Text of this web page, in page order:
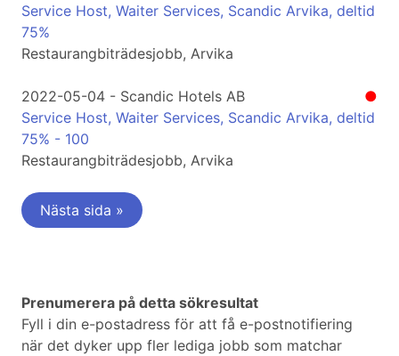
Service Host, Waiter Services, Scandic Arvika, deltid
75%
Restaurangbiträdesjobb, Arvika
●
2022-05-04 - Scandic Hotels AB
Service Host, Waiter Services, Scandic Arvika, deltid
75% - 100
Restaurangbiträdesjobb, Arvika
Nästa sida »
Prenumerera på detta sökresultat
Fyll i din e-postadress för att få e-postnotifiering
när det dyker upp fler lediga jobb som matchar